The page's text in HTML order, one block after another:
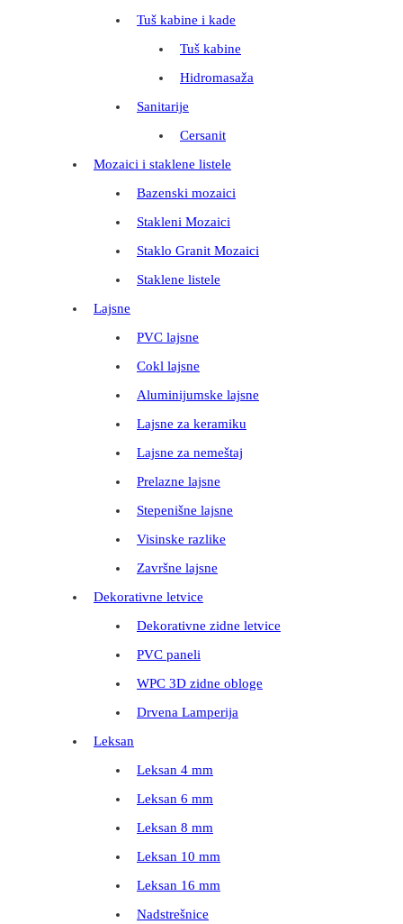
Tuš kabine i kade
Tuš kabine
Hidromasaža
Sanitarije
Cersanit
Mozaici i staklene listele
Bazenski mozaici
Stakleni Mozaici
Staklo Granit Mozaici
Staklene listele
Lajsne
PVC lajsne
Cokl lajsne
Aluminijumske lajsne
Lajsne za keramiku
Lajsne za nemeštaj
Prelazne lajsne
Stepenišne lajsne
Visinske razlike
Završne lajsne
Dekorativne letvice
Dekorativne zidne letvice
PVC paneli
WPC 3D zidne obloge
Drvena Lamperija
Leksan
Leksan 4 mm
Leksan 6 mm
Leksan 8 mm
Leksan 10 mm
Leksan 16 mm
Nadstrešnice